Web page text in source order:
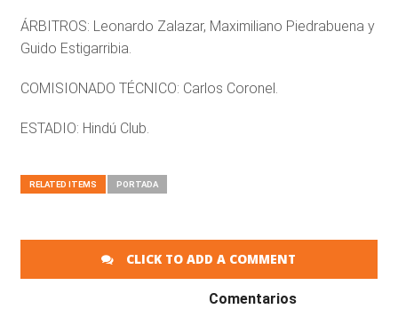
ÁRBITROS: Leonardo Zalazar, Maximiliano Piedrabuena y
Guido Estigarribia.
COMISIONADO TÉCNICO: Carlos Coronel.
ESTADIO: Hindú Club.
RELATED ITEMS PORTADA
CLICK TO ADD A COMMENT
Comentarios